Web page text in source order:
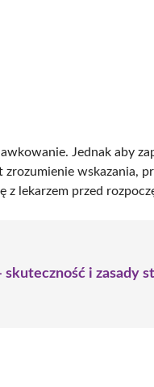
Jednak aby
wskazania,
lekarzem przed
skuteczność i zasady